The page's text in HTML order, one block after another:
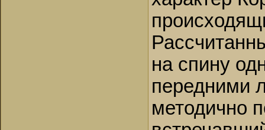
на спину
передними
методично